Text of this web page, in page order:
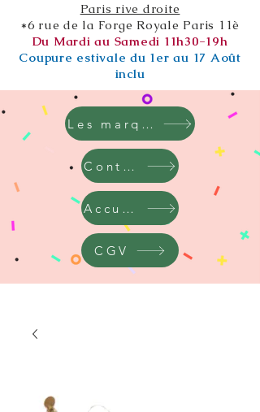
Paris rive droite
*6 rue de la Forge Royale Paris 11è
Du Mardi au Samedi 11h30-19h
Coupure estivale du 1er au 17 Août
inclu
Les marques
Contact
Accueil
CGV